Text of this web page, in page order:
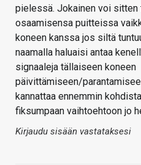
pielessä. Jokainen voi sitten
osaamisensa puitteissa
koneen kanssa jos siltä
naamalla haluaisi antaa
signaaleja tällaiseen koneen
päivittämiseen/
kannattaa ennemmin
fiksumpaan vaihtoehtoon jo
Kirjaudu sisään vastataksesi